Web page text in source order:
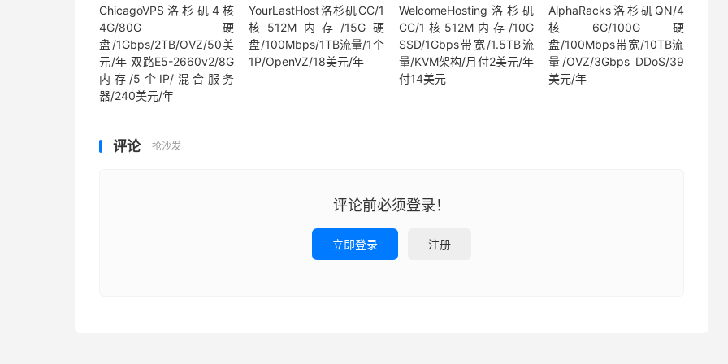
ChicagoVPS洛杉矶4核
4G/80G硬
盘/1Gbps/2TB/OVZ/50美
元/年 双路E5-2660v2/8G
内存/5个IP/混合服务
器/240美元/年
YourLastHost洛杉矶CC/1
核512M内存/15G硬
盘/100Mbps/1TB流量/1个
1P/OpenVZ/18美元/年
WelcomeHosting洛杉矶
CC/1核512M内存/10G
SSD/1Gbps带宽/1.5TB流
量/KVM架构/月付2美元/年
付14美元
AlphaRacks洛杉矶QN/4
核6G/100G硬
盘/100Mbps带宽/10TB流
量/OVZ/3Gbps DDoS/39
美元/年
评论 抢沙发
评论前必须登录！
立即登录 注册